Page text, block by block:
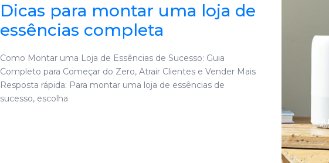
Dicas para montar uma loja de
essências completa
Como Montar uma Loja de Essências de Sucesso: Guia
Completo para Começar do Zero, Atrair Clientes e Vender Mais
Resposta rápida: Para montar uma loja de essências de
sucesso, escolha
As 7 melhores
essências